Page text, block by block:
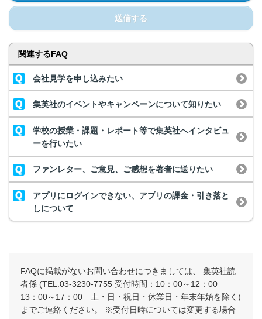
送信する
関連するFAQ
会社見学を申し込みたい
集英社のイベントやキャンペーンについて知りたい
学校の授業・課題・レポート等で集英社へインタビュ
ーを行いたい
ファンレター、ご意見、ご感想を著者に送りたい
アプリにログインできない、アプリの課金・引き落と
しについて
FAQに掲載がないお問い合わせにつきましては、 集英社読
者係 (TEL:03-3230-7755 受付時間：10：00～12：00
13：00～17：00 土・日・祝日・休業日・年末年始を除く)
までご連絡ください。 ※受付日時については変更する場合